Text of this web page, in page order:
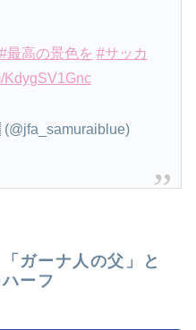
#最高の景色を #サッカ
KdygSV1Gnc
ガーナ人の父」と
ーフ